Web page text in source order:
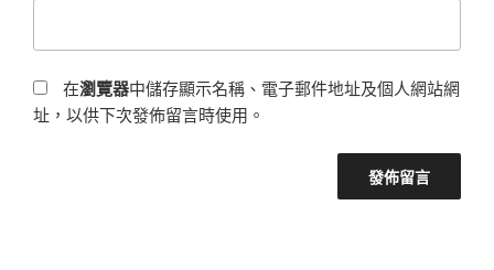
在瀏覽器中儲存顯示名稱、電子郵件地址及個人網站網
址，以供下次發佈留言時使用。